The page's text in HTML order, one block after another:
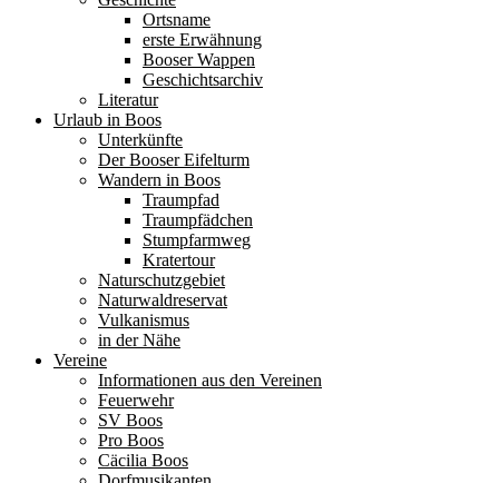
Ortsname
erste Erwähnung
Booser Wappen
Geschichtsarchiv
Literatur
Urlaub in Boos
Unterkünfte
Der Booser Eifelturm
Wandern in Boos
Traumpfad
Traumpfädchen
Stumpfarmweg
Kratertour
Naturschutzgebiet
Naturwaldreservat
Vulkanismus
in der Nähe
Vereine
Informationen aus den Vereinen
Feuerwehr
SV Boos
Pro Boos
Cäcilia Boos